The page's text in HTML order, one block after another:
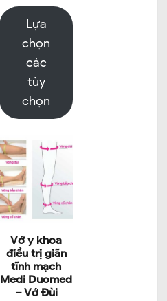
Lựa
chọn
các
tùy
chọn
Vớ y khoa
điều trị giãn
tĩnh mạch
Medi Duomed
– Vớ Đùi